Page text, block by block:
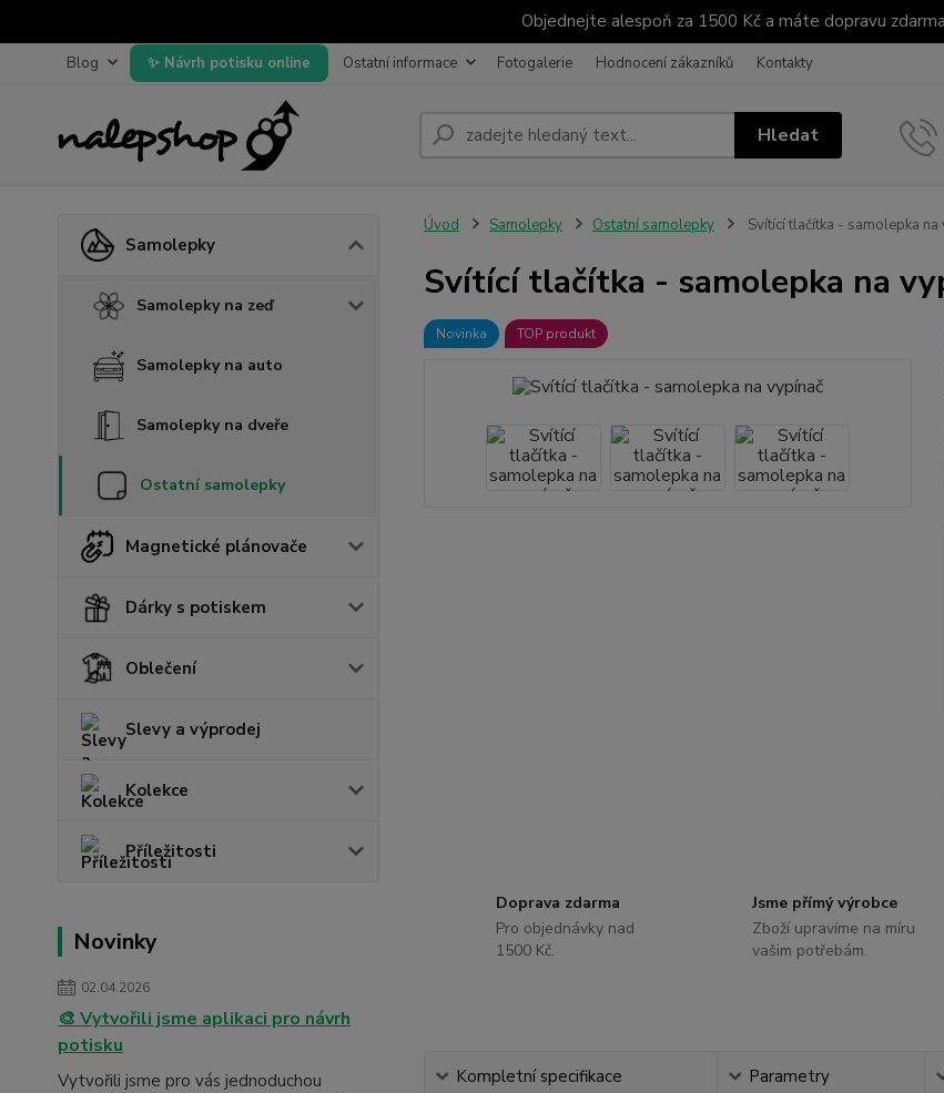
Objednejte alespoň za 1500 Kč a máte dopravu
Blog Návrh potisku online Ostatní informace Fotogalerie Hodnocení zákazníků Kontakty
Hledat
Samolepky
Samolepky na zeď
Samolepky na auto
Samolepky na dveře
Ostatní samolepky
Magnetické plánovače
Dárky s potiskem
Oblečení
Slevy a výprodej
Kolekce
Příležitosti
Novinky
02.04.2026
🎨 Vytvořili jsme aplikaci pro návrh
potisku
Vytvořili jsme pro vás jednoduchou
Úvod Samolepky Ostatní samolepky Svítící tlačítka - samolepka na
Svítící tlačítka - samolepka na
Novinka TOP produkt
Doprava zdarma
Pro objednávky nad
1500 Kč.
Jsme přímý výrobce
Zboží upravíme na míru
vašim potřebám.
Kompletní specifikace Parametry